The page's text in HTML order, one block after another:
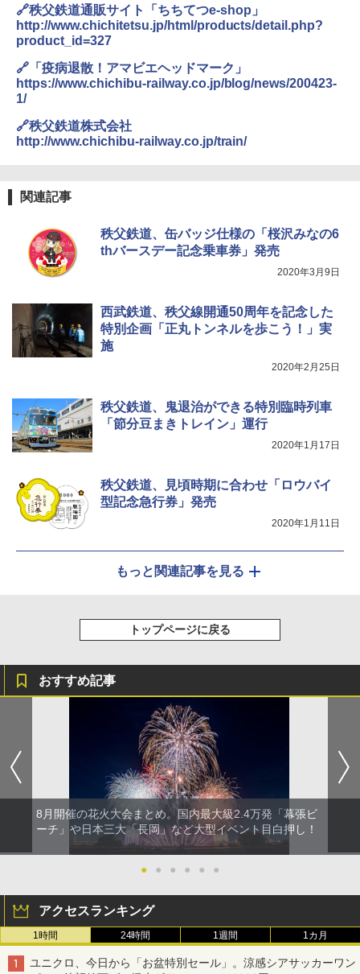
ENDLESS BASE 《めざましテレビで紹介》
テント ワンタッチ RENEW 幅200 2-3人用 43
￥5,999
広げるだけ パッとサッとテント ブラックコ
ーティング フルクローズ メッシュ 3-4人用
[キャンパーズコレクション 山善] 傘みたいに
広げるだけ パッとサッとテント キューブワ
イド ブラックコーティング フルクローズ メ
￥-
コンパクト 保冷力長持ち
ポインターライト 強力 小型 緑色/赤色/青紫色
￥1,180
電動エアーポンプ SUP用 20PSI 電動ポンプ
￥7,884
🔗秩父鉄道通販サイト「ちちてつe-shop」
http://www.chichitetsu.jp/html/products/detail.php?
product_id=327
🔗「疫病退散！アマビエヘッドマーク」
https://www.chichibu-railway.co.jp/blog/news/200423-
1/
🔗秩父鉄道株式会社
http://www.chichibu-railway.co.jp/train/
関連記事
秩父鉄道、缶バッジ仕様の「桜沢みなの6
thバースデー記念乗車券」発売
2020年3月9日
西武鉄道、秩父線開通50周年を記念した
特別企画「正丸トンネルを歩こう！」実
施
2020年2月25日
秩父鉄道、鬼退治ができる特別臨時列車
「節分豆まきトレイン」運行
2020年1月17日
秩父鉄道、見頃時期に合わせ「ロウバイ
型記念急行券」発売
2020年1月11日
もっと関連記事を見る
トップページに戻る
おすすめ記事
8月開催の花火大会まとめ。国内最大級2.4万発「幕張ビ
ーチ」や日本三大「長岡」など大型イベント目白押し！
● ● ● ● ● ●
アクセスランキング
1時間 24時間 1週間 1カ月
ユニクロ、今日から「お盆特別セール」。涼感シアサッカーワン